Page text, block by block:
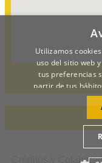
Créditos y
Utilizamos
uso del sitio web
tus preferencias
partir de tus